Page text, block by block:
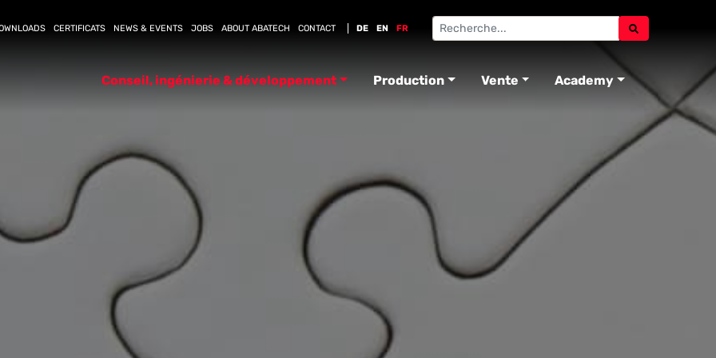
CERTIFICATS NEWS & EVENTS JOBS ABOUT ABATECH CONTACT DE EN FR
Conseil, ingénierie & développement Production Vente Academy